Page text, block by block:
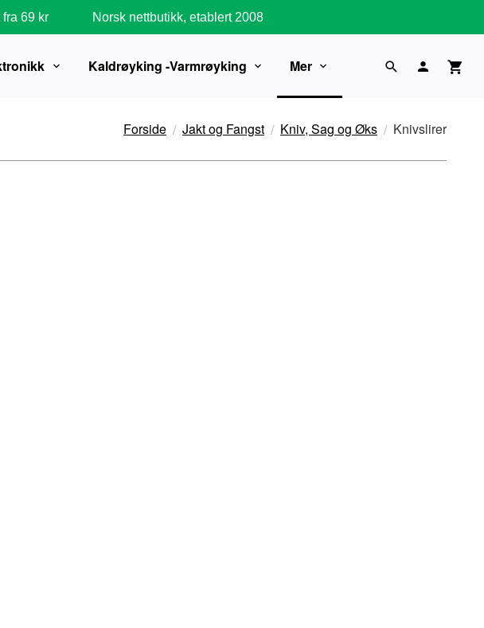
fra 69 kr Norsk nettbutikk, etablert 2008
Kaldrøyking -Varmrøyking Mer
Forside Jakt og Fangst Kniv, Sag og Øks Knivslirer